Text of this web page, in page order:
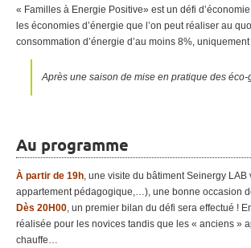
« Familles à Energie Positive» est un défi
les économies d’énergie que l’on peut réaliser au
consommation d’énergie d’au moins 8%,
Après une saison de mise en pratique des
Au programme
À partir de 19h, une visite du bâtiment Seinergy
appartement pédagogique,…), une bonne occasion
Dès 20H00, un premier bilan du défi sera effectué !
réalisée pour les novices tandis que les « anciens »
chauffe…